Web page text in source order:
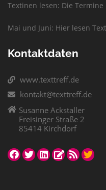
Textinen lesen: Die Termine
Mai und Juni: Hier lesen
Kontaktdaten
www.texttreff.de
kontakt@texttreff.de
Susanne Ackstaller
Freisinger Straße 2
85414 Kirchdorf